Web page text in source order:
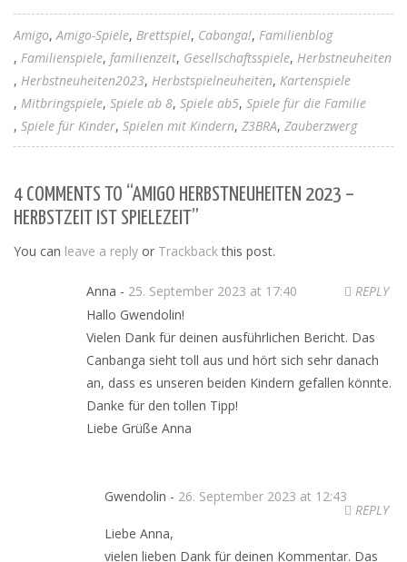
Amigo Amigo-Spiele Brettspiel Cabanga! Familienblog
Familienspiele familienzeit Gesellschaftsspiele Herbstneuheiten
Herbstneuheiten2023 Herbstspielneuheiten Kartenspiele
Mitbringspiele Spiele ab 8 Spiele ab5 Spiele für die Familie
Spiele für Kinder Spielen mit Kindern Z3BRA Zauberzwerg
4 COMMENTS TO “AMIGO HERBSTNEUHEITEN 2023 –
HERBSTZEIT IST SPIELEZEIT”
You can leave a reply or Trackbackthis post.
Anna - 25. September 2023 at 17:40
REPLY
Hallo Gwendolin!
Vielen Dank für deinen ausführlichen Bericht. Das
Canbanga sieht toll aus und hört sich sehr danach
an, dass es unseren beiden Kindern gefallen könnte.
Danke für den tollen Tipp!
Liebe Grüße Anna
Gwendolin - 26. September 2023 at 12:43
REPLY
Liebe Anna,
vielen lieben Dank für deinen Kommentar. Das